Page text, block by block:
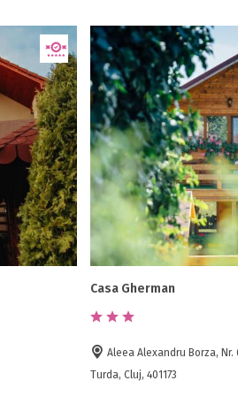
Casa Gherman
Aleea Alexandru Borza, Nr.
Turda, Cluj, 401173